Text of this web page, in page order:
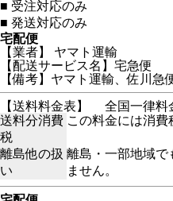
■ 受注対応のみ
■ 発送対応のみ
宅配便
【業者】 ヤマト運輸
【配送サービス名】宅急便
【備考】ヤマト運輸、佐川急
【送料料金表】
全国一律料
送料分消費
税
この料金には消費
離島他の扱
い
離島・一部地域で
ません。